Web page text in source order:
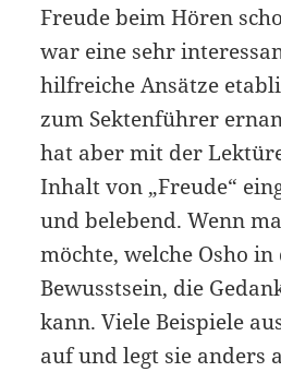
Freude beim Hören
war eine sehr
hilfreiche Ansätze
zum Sektenführer
hat aber mit der
Inhalt von „Freude“
und belebend. Wenn
möchte, welche Osho
Bewusstsein, die
kann. Viele Beispiele
auf und legt sie anders